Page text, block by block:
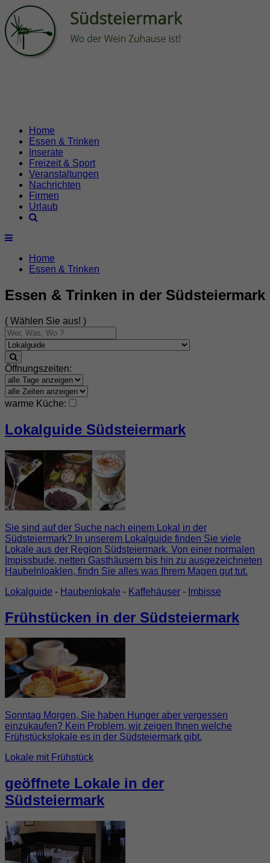
Home
Essen & Trinken
Inserate
Freizeit & Sport
Veranstaltungen
Nachrichten
Firmen
Urlaub
Home
Essen & Trinken
Essen & Trinken in der Südsteiermark
( Wählen Sie aus! )
Öffnungszeiten:
warme Küche:
Lokalguide Südsteiermark
Sie sind auf der Suche nach einem Lokal in der
Südsteiermark? In unserem Lokalguide finden Sie viele
Lokale aus der Region Südsteiermark. Von einer normalen
Impissbude, netten Gasthäusern bis hin zu ausgezeichneten
Haubelnloaklen, findn Sie alles was Ihrem Magen gut tut.
Lokalguide - Haubenlokale - Kaffehäuser - Imbisse
Frühstücken in der Südsteiermark
Sonntag Morgen, Sie haben Hunger aber vergessen
einzukaufen? Kein Problem, wir zeigen Ihnen welche
Frühstückslokale es in der Südsteiermark gibt.
Lokale mit Frühstück
geöffnete Lokale in der
Südsteiermark